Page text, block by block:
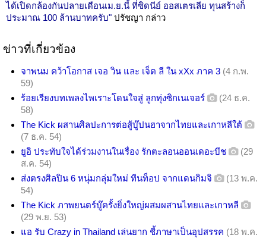
ได้เปิดกล้องกันปลายเดือนเม.ย.นี้ ที่ซิดนีย์ ออสเตรเลีย ทุนสร้างก็
ประมาณ 100 ล้านบาทครับ" ปรัชญา กล่าว
ข่าวที่เกี่ยวข้อง
จาพนม คว้าโอกาส เจอ วิน และ เจ็ต ลี ใน xXx ภาค 3 (4 ก.พ.
59)
ร้อยเรียงบทเพลงไพเราะโดนใจสู่ ลูกทุ่งซิกเนเจอร์
(24 ธ.ค.
58)
The Kick ผสานศิลปะการต่อสู้บู๊ปนฮาจากไทยและเกาหลีใต้
(7 ธ.ค. 54)
ยูอิ ประทับใจได้ร่วมงานในเรื่อง รักตะลอนออนเดอะบีช
(29
ส.ค. 54)
ส่งตรงศิลปิน 6 หนุ่มกลุ่มใหม่ ทีนท็อป จากแดนกิมจิ
(13 พ.ค.
54)
The Kick ภาพยนตร์บู๊ครั้งยิ่งใหญ่ผสมผสานไทยและเกาหลี
(29 พ.ย. 53)
แอ รับ Crazy in Thailand เล่นยาก ชี้ภาษาเป็นอุปสรรค (18 พ.ค.